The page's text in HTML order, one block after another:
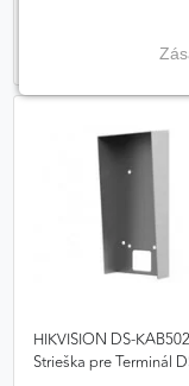
HIKVISION DS-
Strieška pre Terminál
Tieto cookies
webovej
zabezpečiť